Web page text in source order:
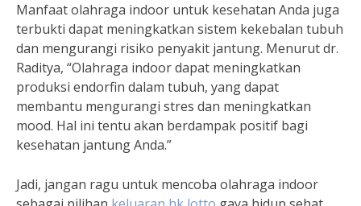
Manfaat olahraga indoor untuk kesehatan Anda juga
terbukti dapat meningkatkan sistem kekebalan tubuh
dan mengurangi risiko penyakit jantung. Menurut dr.
Raditya, “Olahraga indoor dapat meningkatkan
produksi endorfin dalam tubuh, yang dapat
membantu mengurangi stres dan meningkatkan
mood. Hal ini tentu akan berdampak positif bagi
kesehatan jantung Anda.”
Jadi, jangan ragu untuk mencoba olahraga indoor